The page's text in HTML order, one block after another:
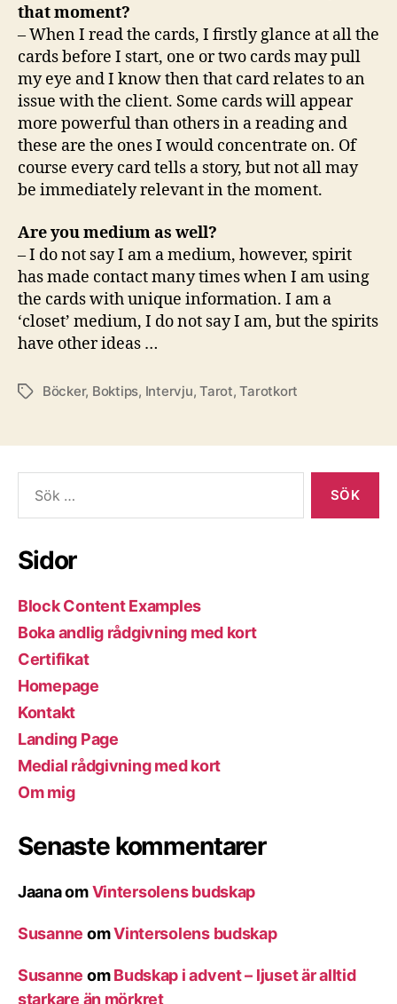
that moment?
– When I read the cards, I firstly glance at all the
cards before I start, one or two cards may pull
my eye and I know then that card relates to an
issue with the client. Some cards will appear
more powerful than others in a reading and
these are the ones I would concentrate on. Of
course every card tells a story, but not all may
be immediately relevant in the moment.
Are you medium as well?
– I do not say I am a medium, however, spirit
has made contact many times when I am using
the cards with unique information. I am a
‘closet’ medium, I do not say I am, but the spirits
have other ideas …
Etiketter
Böcker, Boktips, Intervju,Tarot,Tarotkort
efter:
Sidor
Block Content Examples
Boka andlig rådgivning med kort
Certifikat
Homepage
Kontakt
Landing Page
Medial rådgivning med kort
Om mig
Senaste kommentarer
JaanaomVintersolens budskap
Susanne omVintersolens budskap
Susanne omBudskap i advent – ljuset är alltid
starkare än mörkret